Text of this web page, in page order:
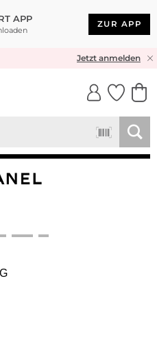
APP
ZUR APP
& RÜCKVERSANDJetzt anmelden